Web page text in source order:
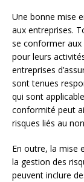
Une bonne mise
aux entreprises.
se conformer aux
pour leurs
entreprises
sont tenues
qui sont
conformité peut
risques liés au
En outre, la mise
la gestion des
peuvent inclure